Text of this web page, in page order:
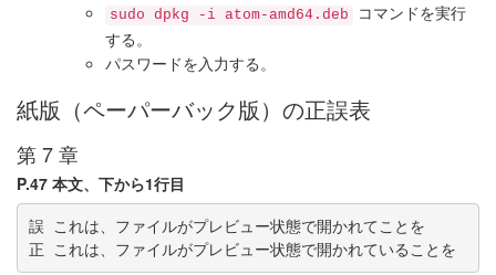
sudo dpkg -i atom-amd64.deb
コマンドを実行
する。
パスワードを入力する。
紙版（ペーパーバック版）の正誤表
第 7 章
P.47 本文、下から1行目
誤 これは、ファイルがプレビュー状態で開かれてことを